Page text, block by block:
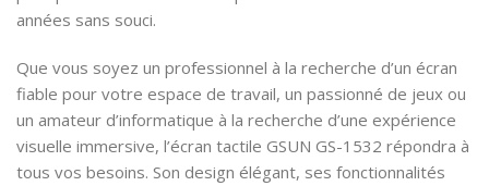
années sans souci.
Que vous soyez un professionnel à la recherche d’un écran
fiable pour votre espace de travail, un passionné de jeux ou
un amateur d’informatique à la recherche d’une expérience
visuelle immersive, l’écran tactile GSUN GS-1532 répondra à
tous vos besoins. Son design élégant, ses fonctionnalités